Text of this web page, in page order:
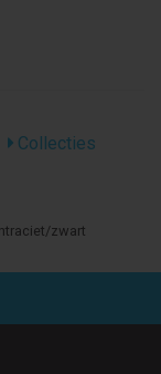
Collecties
zwart